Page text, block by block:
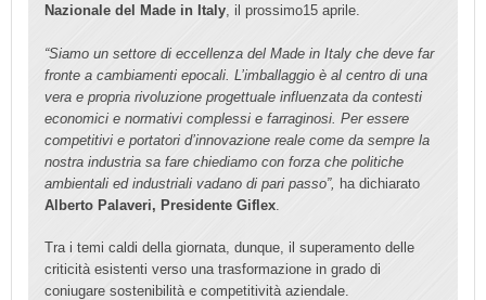
Nazionale del Made in Italy , il prossimo15 aprile.
“Siamo un settore di eccellenza del Made in Italy che deve far
fronte a cambiamenti epocali. L’imballaggio è al centro di una
vera e propria rivoluzione progettuale influenzata da contesti
economici e normativi complessi e farraginosi. Per essere
competitivi e portatori d’innovazione reale come da sempre la
nostra industria sa fare chiediamo con forza che politiche
ambientali ed industriali vadano di pari passo”, ha dichiarato
Alberto Palaveri, Presidente Giflex
Tra i temi caldi della giornata, dunque, il superamento delle
criticità esistenti verso una trasformazione in grado di
coniugare sostenibilità e competitività aziendale.